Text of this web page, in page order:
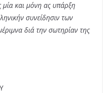
μία και μόνη ας υπάρξη
συνείδησιν των
διά την σωτηρίαν της